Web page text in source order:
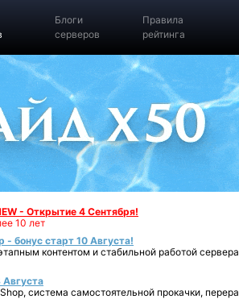
Блоги
серверов
Правила
рейтинга
- Открытие 4 Сентября!
10 лет
бонус старт 10 Августа!
контентом и стабильной работой
система самостоятельной прокачки,